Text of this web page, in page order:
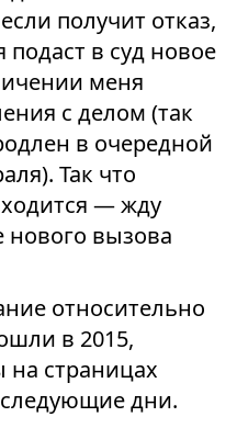
получит отказ,
подаст в суд новое
меня
с делом (так
в очередной
Так что
— жду
вызова
относительно
в 2015,
страницах
дни.